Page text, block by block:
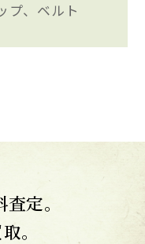
プ、ベルト
定。
。